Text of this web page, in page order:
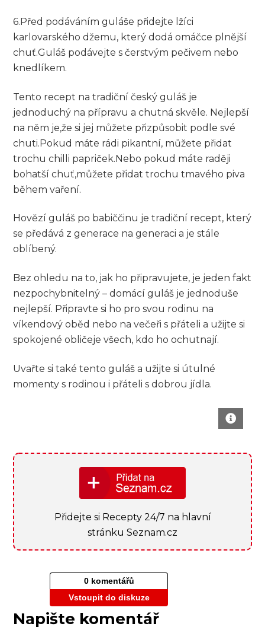
6.Před podáváním guláše přidejte lžíci
karlovarského džemu, který dodá omáčce plnější
chuť.Guláš podávejte s čerstvým pečivem nebo
knedlíkem.
Tento recept na tradiční český guláš je
jednoduchý na přípravu a chutná skvěle. Nejlepší
⁣na něm je,že si jej můžete přizpůsobit⁤ podle své
chuti.Pokud máte rádi pikantní, můžete přidat
⁢trochu chilli papriček.Nebo pokud máte⁤ raději
bohatší chuť,můžete ⁣přidat trochu tmavého ‌piva
během vaření.
Hovězí guláš ⁤po babiččinu je tradiční recept, ‍který
⁤se předává z generace na generaci a je⁤ stále
oblíbený.
Bez ohledu na to, jak ho‍ připravujete, je jeden fakt
nezpochybnitelný – domácí guláš je jednoduše
nejlepší. Připravte si ho pro svou rodinu na
víkendový oběd nebo ​na večeři s přáteli a užijte ‌si
spokojené obličeje všech, kdo ho ochutnají. ⁣
Uvařte si⁣ také tento guláš a užijte si útulné
momenty s rodinou i přáteli s ⁢dobrou ‍jídla.
Přidejte si Recepty 24/7 na hlavní
stránku Seznam.cz
0 komentářů
Vstoupit do diskuze
Napište komentář